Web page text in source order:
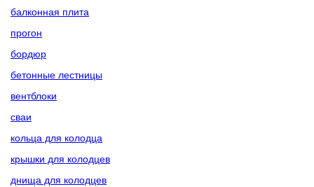
балконная плита
прогон
бордюр
бетонные лестницы
вентблоки
сваи
кольца для колодца
крышки для колодцев
днища для колодцев